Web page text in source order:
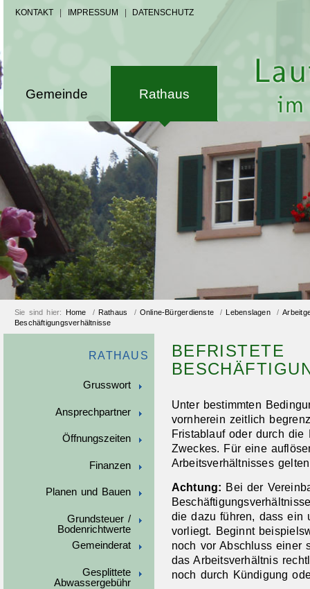
KONTAKT IMPRESSUM DATENSCHUTZ
Gemeinde Rathaus
Sie sind hier: Home / Rathaus / Online-Bürgerdienste / Lebenslagen /
Beschäftigungsverhältnisse
RATHAUS
Grusswort
Ansprechpartner
Öffnungszeiten
Finanzen
Planen und Bauen
Grundsteuer /
Bodenrichtwerte
Gemeinderat
Gesplittete
Abwassergebühr
BEFRISTETE
Unter bestimmten
vornherein zeitlich
Fristablauf oder durch die
Zweckes. Für eine
Arbeitsverhältnisses
Achtung: Bei der
die dazu führen, dass ein
vorliegt. Beginnt
noch vor Abschluss einer
das Arbeitsverhältnis
noch durch Kündigung